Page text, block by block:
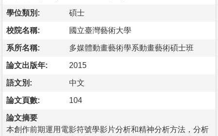
學位類別: 碩士
校院名稱: 國立臺灣藝術大學
系所名稱: 多媒體動畫藝術學系動畫藝術碩士班
論文出版年: 2015
語文別: 中文
論文頁數: 104
論文摘要
本創作前期運用電影符號學影片分析和精神分析方法，分析